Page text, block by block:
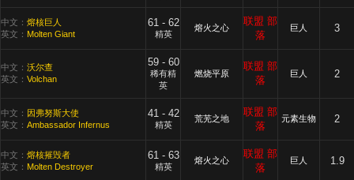
中文： 熔核巨人
英文： Molten Giant
61 - 62
精英
熔火之心
联盟 部
落
巨人 3
中文： 沃尔查
英文： Volchan
59 - 60
稀有精
英
燃烧平原
联盟 部
落
巨人 2
中文： 因弗努斯大使
英文： Ambassador Infernus
41 - 42
精英
荒芜之地
联盟 部
落
元素生物 2
中文： 熔核摧毁者
英文： Molten Destroyer
61 - 63
精英
熔火之心
联盟 部
落
巨人 1.9